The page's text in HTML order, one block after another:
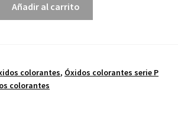
17,12€
Añadir al carrito
colorantes, Óxidos colorantes serie P
colorantes